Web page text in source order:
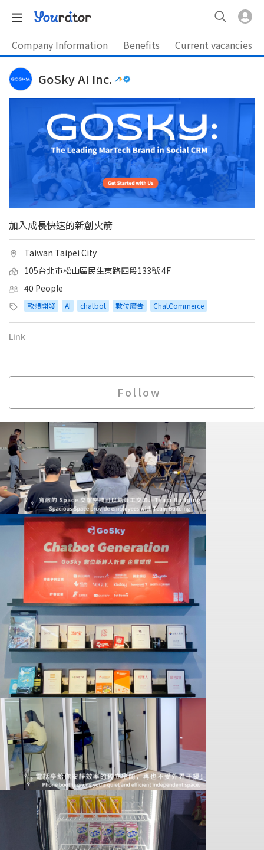
Company Information Benefits Current vacancies
GoSky AI Inc.
加入成長快速的新創火箭
Taiwan Taipei City
105台北市松山區民生東路四段133號 4F
40 People
軟體開發 AI chatbot 數位廣告 ChatCommerce
Link
Follow